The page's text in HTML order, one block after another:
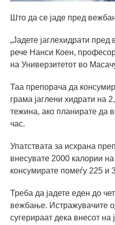
Што да се јаде пред
„Јадете јаглехидрати
рече Нанси Коен,
на Универзитетот во
Таа препорача да
грама јаглени хидрати на
тежина, ако планирате да
час.
Упатствата за исхрана
внесувате 2000 калории
консумирате помеѓу 225 и
Треба да јадете еден до
вежбање. Истражувачите
сугерираат дека внесот на